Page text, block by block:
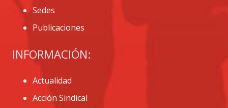
Sedes
Publicaciones
INFORMACIÓN:
Actualidad
Acción Sindical